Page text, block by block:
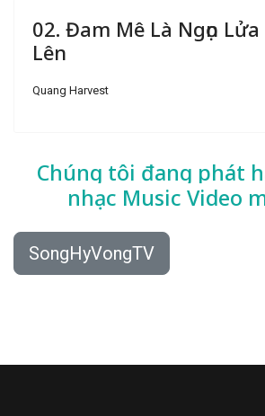
02. Đam Mê Là Ngọn
Lên
Quang Harvest
Chúng tôi đang phát
nhạc Music Video
SongHyVongTV